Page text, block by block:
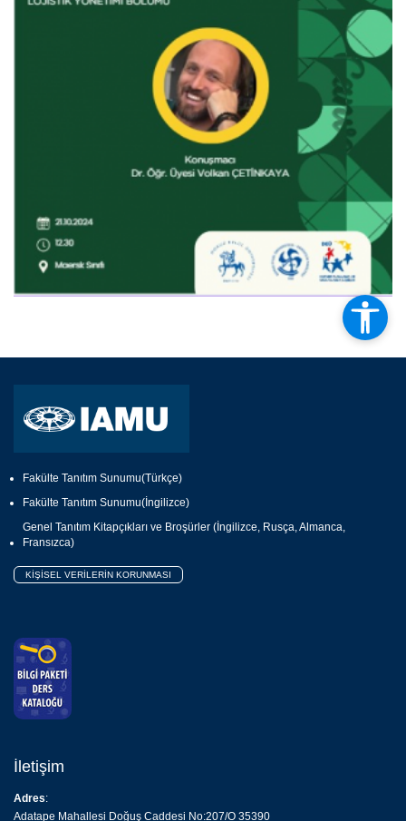
Fakülte Tanıtım Sunumu(Türkçe)
Fakülte Tanıtım Sunumu(İngilizce)
Genel Tanıtım Kitapçıkları ve Broşürler (İngilizce, Rusça, Almanca,
Fransızca)
KİŞİSEL VERİLERİN KORUNMASI
İletişim
Adres:
Adatape Mahallesi Doğuş Caddesi No:207/O 35390